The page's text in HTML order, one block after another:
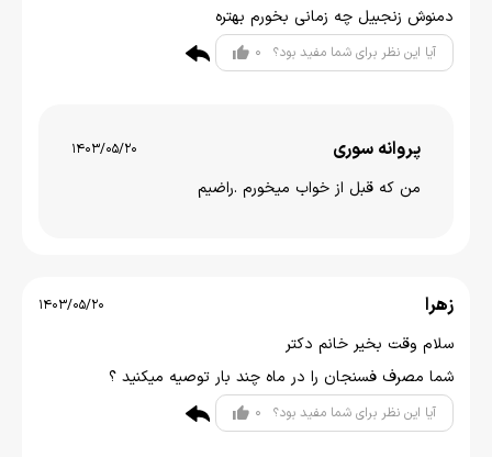
دمنوش زنجبیل چه زمانی بخورم بهتره
آیا این نظر برای شما مفید بود؟ 0
پروانه سوری 1403/05/20
من که قبل از خواب میخورم .راضیم
زهرا 1403/05/20
سلام وقت بخیر خانم دکتر
شما مصرف فسنجان را در ماه چند بار توصیه میکنید ؟
آیا این نظر برای شما مفید بود؟ 0